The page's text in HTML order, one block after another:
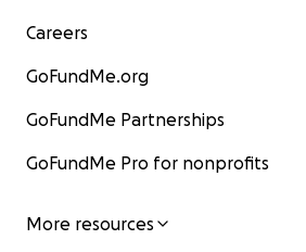
Careers
GoFundMe.org
GoFundMe Partnerships
GoFundMe Pro for nonprofits
More resources